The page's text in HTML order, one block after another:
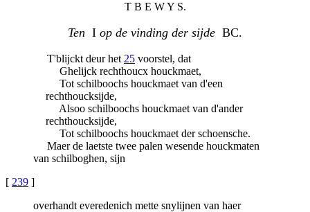
T B E W Y S.
Ten I op de vinding der sijde BC.
T'blijckt deur het 25 voorstel, dat
Ghelijck rechthoucx houckmaet,
Tot schilboochs houckmaet van d'een
rechthoucksijde,
Alsoo schilboochs houckmaet van d'ander
rechthoucksijde,
Tot schilboochs houckmaet der schoensche.
Maer de laetste twee palen wesende houckmaten
van schilboghen, sijn
[ 239 ]
overhandt everedenich mette snylijnen van haer